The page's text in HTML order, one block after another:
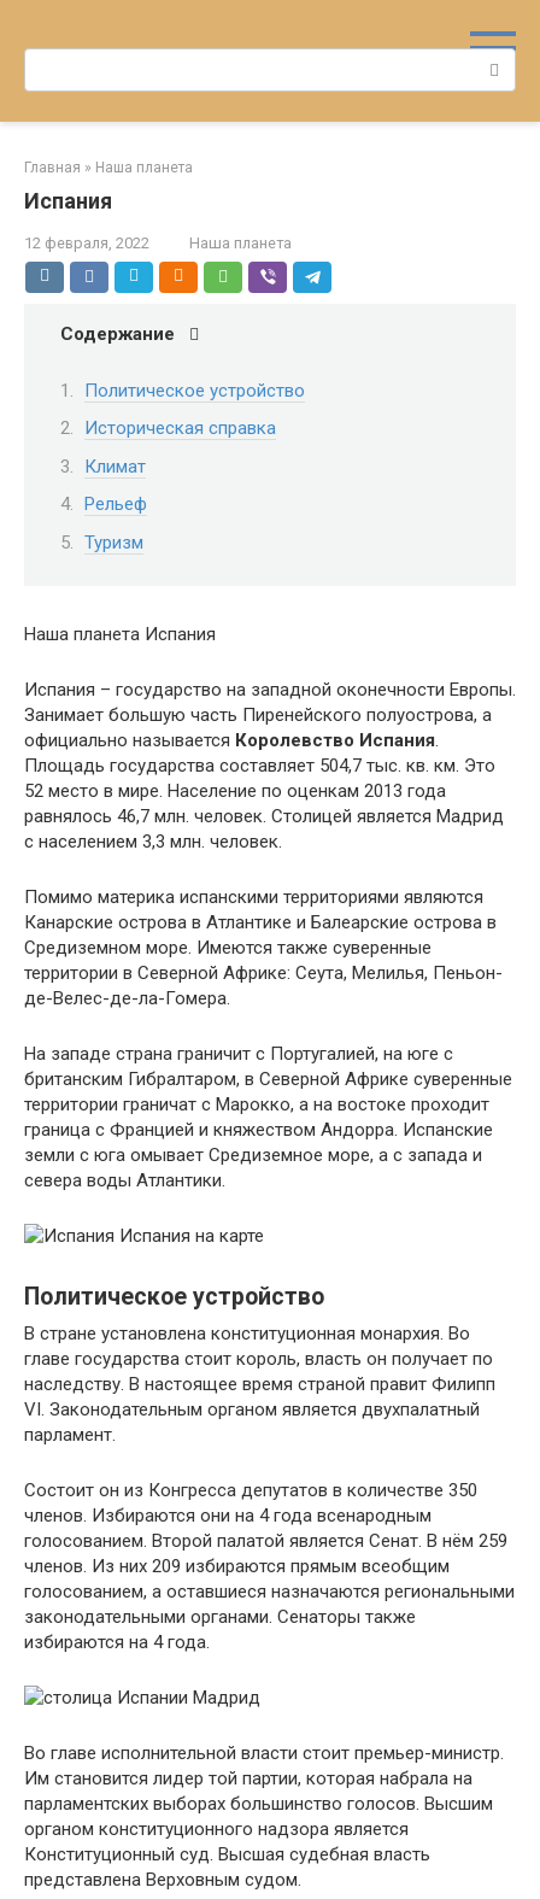
Поиск:
Главная » Наша планета
Испания
12 февраля, 2022 Наша планета
Содержание
Политическое устройство
Историческая справка
Климат
Рельеф
Туризм
Наша планета Испания
Испания – государство на западной оконечности Европы.
Занимает большую часть Пиренейского полуострова, а
официально называется Королевство Испания.
Площадь государства составляет 504,7 тыс. кв. км. Это
52 место в мире. Население по оценкам 2013 года
равнялось 46,7 млн. человек. Столицей является Мадрид
с населением 3,3 млн. человек.
Помимо материка испанскими территориями являются
Канарские острова в Атлантике и Балеарские острова в
Средиземном море. Имеются также суверенные
территории в Северной Африке: Сеута, Мелилья, Пеньон-
де-Велес-де-ла-Гомера.
На западе страна граничит с Португалией, на юге с
британским Гибралтаром, в Северной Африке суверенные
территории граничат с Марокко, а на востоке проходит
граница с Францией и княжеством Андорра. Испанские
земли с юга омывает Средиземное море, а с запада и
севера воды Атлантики.
Испания на карте
Политическое устройство
В стране установлена конституционная монархия. Во
главе государства стоит король, власть он получает по
наследству. В настоящее время страной правит Филипп
VI. Законодательным органом является двухпалатный
парламент.
Состоит он из Конгресса депутатов в количестве 350
членов. Избираются они на 4 года всенародным
голосованием. Второй палатой является Сенат. В нём 259
членов. Из них 209 избираются прямым всеобщим
голосованием, а оставшиеся назначаются региональными
законодательными органами. Сенаторы также
избираются на 4 года.
Во главе исполнительной власти стоит премьер-министр.
Им становится лидер той партии, которая набрала на
парламентских выборах большинство голосов. Высшим
органом конституционного надзора является
Конституционный суд. Высшая судебная власть
представлена Верховным судом.